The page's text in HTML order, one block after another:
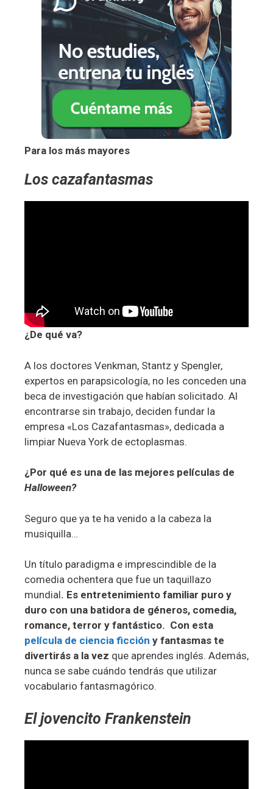
Para los más mayores
Los cazafantasmas
¿De qué va?
A los doctores Venkman, Stantz y Spengler,
expertos en parapsicología, no les conceden una
beca de investigación que habían solicitado. Al
encontrarse sin trabajo, deciden fundar la
empresa «Los Cazafantasmas», dedicada a
limpiar Nueva York de ectoplasmas.
¿Por qué es una de las mejores películas de
Halloween?
Seguro que ya te ha venido a la cabeza la
musiquilla…
Un título paradigma e imprescindible de la
comedia ochentera que fue un taquillazo
mundial. Es entretenimiento familiar puro y
duro con una batidora de géneros, comedia,
romance, terror y fantástico. Con esta
película de ciencia ficción y fantasmas te
divertirás a la vez que aprendes inglés. Además,
nunca se sabe cuándo tendrás que utilizar
vocabulario fantasmagórico.
El jovencito Frankenstein